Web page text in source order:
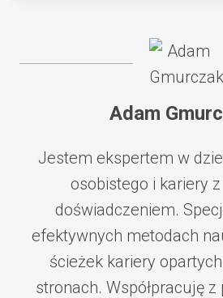
Adam
Jestem ekspertem w
osobistego i kariery
doświadczeniem.
efektywnych metodach
ścieżek kariery
stronach. Współpracuję